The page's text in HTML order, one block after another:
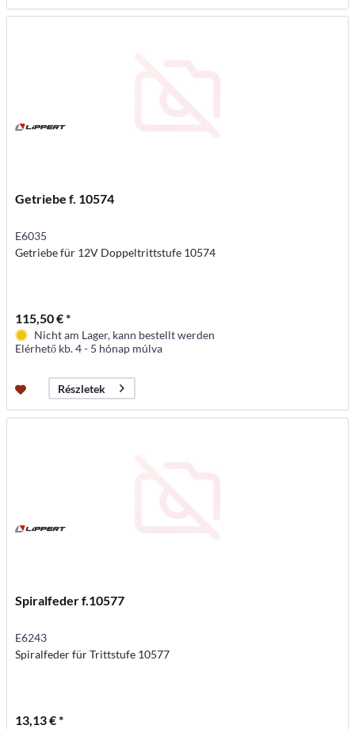
Getriebe f. 10574
E6035
Getriebe für 12V Doppeltrittstufe 10574
115,50 € *
Nicht am Lager, kann bestellt werden
Elérhető kb. 4 - 5 hónap múlva
Részletek
Spiralfeder f.10577
E6243
Spiralfeder für Trittstufe 10577
13,13 € *